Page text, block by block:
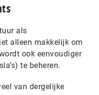
als
alleen makkelijk om
ook eenvoudiger
te beheren.
van dergelijke